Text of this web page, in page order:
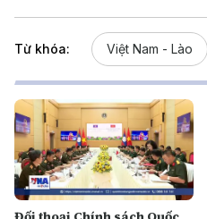
Từ khóa: Việt Nam - Lào